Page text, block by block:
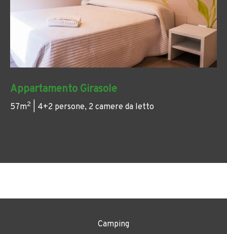
Appartamento Girasole
57m2 | 4+2 persone, 2 camere da letto
Camping